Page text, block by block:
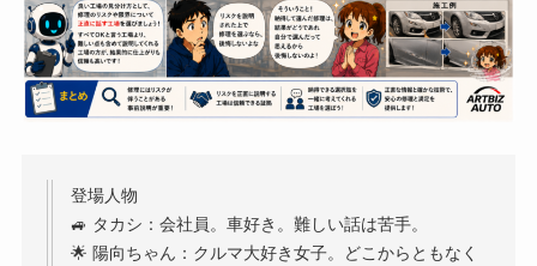
登場人物
🚙 タカシ：会社員。車好き。難しい話は苦手。
🌟 陽向ちゃん：クルマ大好き女子。どこからともなく